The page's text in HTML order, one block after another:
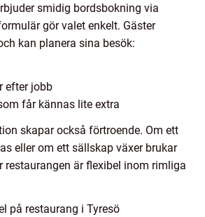
smidig bordsbokning via
gör valet enkelt. Gäster
kan planera sina besök:
efter jobb
får kännas lite extra
skapar också förtroende. Om ett
eller om ett sällskap växer brukar
restaurangen är flexibel inom rimliga
på restaurang i Tyresö